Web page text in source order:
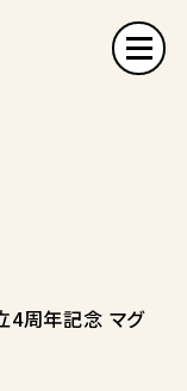
4周年記念 マグ